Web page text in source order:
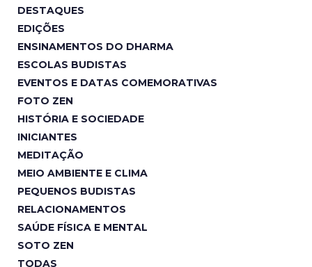
DESTAQUES
EDIÇÕES
ENSINAMENTOS DO DHARMA
ESCOLAS BUDISTAS
EVENTOS E DATAS COMEMORATIVAS
FOTO ZEN
HISTÓRIA E SOCIEDADE
INICIANTES
MEDITAÇÃO
MEIO AMBIENTE E CLIMA
PEQUENOS BUDISTAS
RELACIONAMENTOS
SAÚDE FÍSICA E MENTAL
SOTO ZEN
TODAS